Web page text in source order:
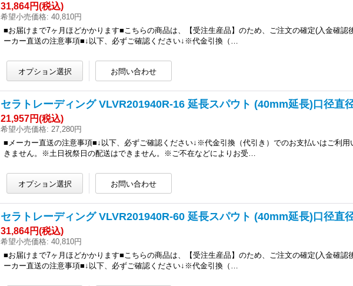
31,864円(税込)
希望小売価格: 40,810円
■お届けまで7ヶ月ほどかかります■こちらの商品は、【受注生産品】のため、ご注文の確定(入金確認
ーカー直送の注意事項■↓以下、必ずご確認ください↓※代金引換（…
セラトレーディング VLVR201940R-16 延長スパウト (40mm延長)口径直
21,957円(税込)
希望小売価格: 27,280円
■メーカー直送の注意事項■↓以下、必ずご確認ください↓※代金引換（代引き）でのお支払いはご利
きません。※土日祝祭日の配送はできません。※ご不在などによりお受…
セラトレーディング VLVR201940R-60 延長スパウト (40mm延長)口径直
31,864円(税込)
希望小売価格: 40,810円
■お届けまで7ヶ月ほどかかります■こちらの商品は、【受注生産品】のため、ご注文の確定(入金確認
ーカー直送の注意事項■↓以下、必ずご確認ください↓※代金引換（…